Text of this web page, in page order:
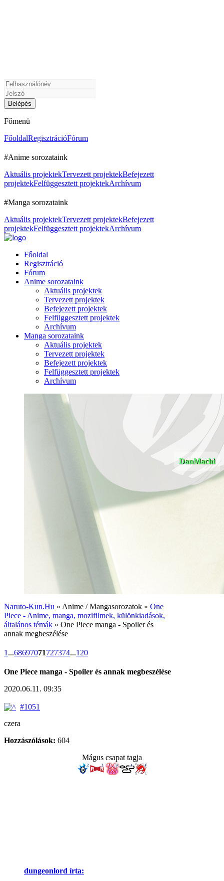
Főmenü
FőoldalRegisztrációFórum
#Anime sorozataink
Aktuális projektekTervezett projektekBefejezett
projektekFelfüggesztett projektekArchívum
#Manga sorozataink
Aktuális projektekTervezett projektekBefejezett
projektekFelfüggesztett projektekArchívum
Főoldal
Regisztráció
Fórum
Anime sorozataink
Aktuális projektek
Tervezett projektek
Befejezett projektek
Felfüggesztett projektek
Archívum
Manga sorozataink
Aktuális projektek
Tervezett projektek
Befejezett projektek
Felfüggesztett projektek
Archívum
DanMachi
Naruto-Kun.Hu » Anime / Mangasorozatok » One
Piece - Anime, manga, mozifilmek, különkiadások,
általános témák » One Piece manga - Spoiler és
annak megbeszélése
1 ...68697071727374...120
One Piece manga - Spoiler és annak megbeszélése
2020.06.11. 09:35
#1051
czera
Hozzászólások: 604
Mágus csapat tagja
dungeonlord írta: